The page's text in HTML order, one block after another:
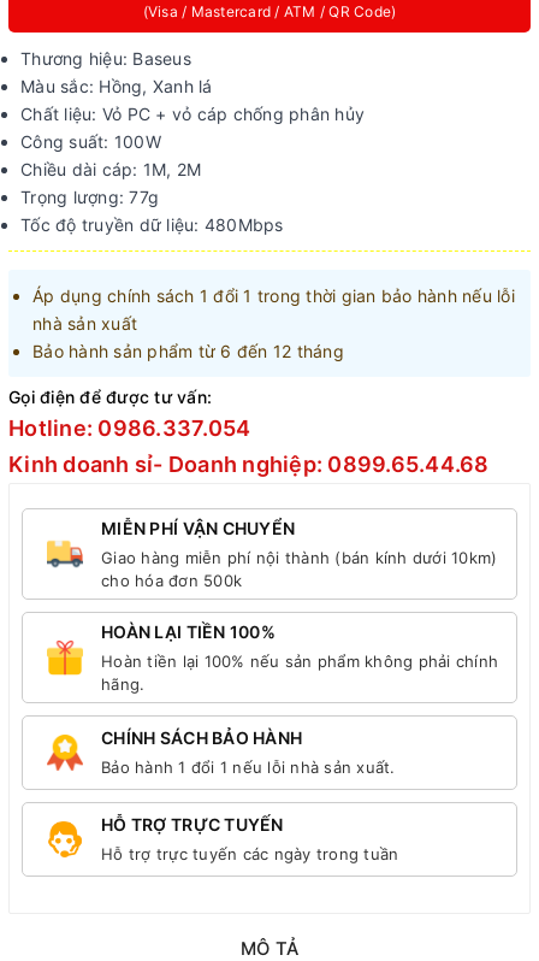
(Visa / Mastercard / ATM / QR Code)
Thương hiệu: Baseus
Màu sắc: Hồng, Xanh lá
Chất liệu: Vỏ PC + vỏ cáp chống phân hủy
Công suất: 100W
Chiều dài cáp: 1M, 2M
Trọng lượng: 77g
Tốc độ truyền dữ liệu: 480Mbps
Áp dụng chính sách 1 đổi 1 trong thời gian bảo hành nếu lỗi
nhà sản xuất
Bảo hành sản phẩm từ 6 đến 12 tháng
Gọi điện để được tư vấn:
Hotline: 0986.337.054
Kinh doanh sỉ- Doanh nghiệp: 0899.65.44.68
MIỄN PHÍ VẬN CHUYỂN
Giao hàng miễn phí nội thành (bán kính dưới 10km)
cho hóa đơn 500k
HOÀN LẠI TIỀN 100%
Hoàn tiền lại 100% nếu sản phẩm không phải chính
hãng.
CHÍNH SÁCH BẢO HÀNH
Bảo hành 1 đổi 1 nếu lỗi nhà sản xuất.
HỖ TRỢ TRỰC TUYẾN
Hỗ trợ trực tuyến các ngày trong tuần
MÔ TẢ